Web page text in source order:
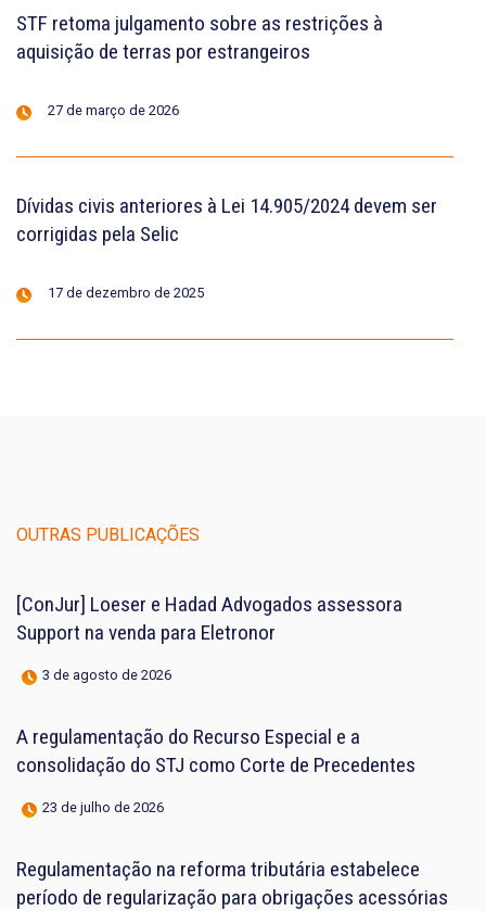
STF retoma julgamento sobre as restrições à
aquisição de terras por estrangeiros
27 de março de 2026
Dívidas civis anteriores à Lei 14.905/2024 devem ser
corrigidas pela Selic
17 de dezembro de 2025
OUTRAS PUBLICAÇÕES
[ConJur] Loeser e Hadad Advogados assessora
Support na venda para Eletronor
3 de agosto de 2026
A regulamentação do Recurso Especial e a
consolidação do STJ como Corte de Precedentes
23 de julho de 2026
Regulamentação na reforma tributária estabelece
período de regularização para obrigações acessórias